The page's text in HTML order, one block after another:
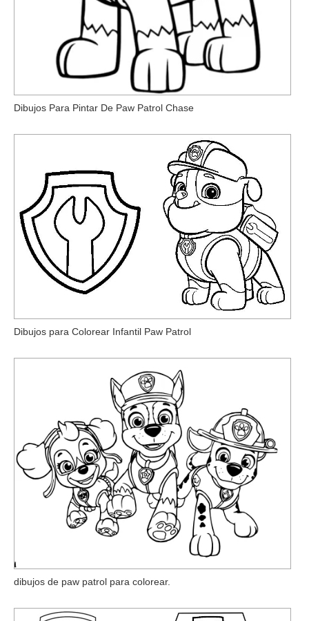
Dibujos Para Pintar De Paw Patrol Chase
Dibujos para Colorear Infantil Paw Patrol
dibujos de paw patrol para colorear.